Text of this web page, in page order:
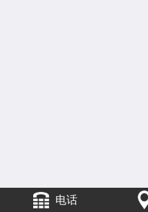
电话